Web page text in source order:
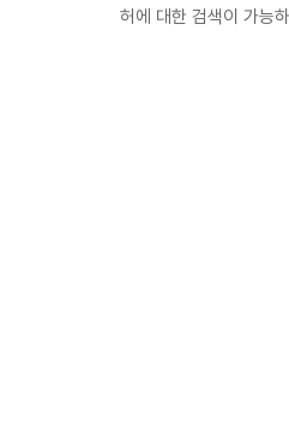
허에 대한 검색이 가능